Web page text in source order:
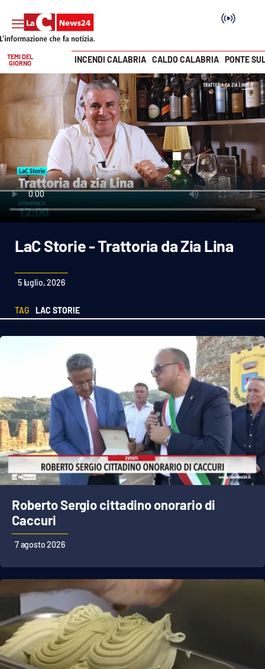
SEZIONI
Cronaca
Politica
Attualità
Economia e lavoro
Italia Mondo
Sanità
Sport
Cultura
Meteo
Editoriali
VIDEO
Cronaca
Economia e Lavoro
Politica
Sanità
Vai
TEMI DEL
GIORNO
INCENDI CALABRIA CALDO CALABRIA PONTE
LaC Storie - Trattoria da Zia Lina
5 luglio, 2026
TAG LAC STORIE
Roberto Sergio cittadino onorario di
Caccuri
7 agosto 2026